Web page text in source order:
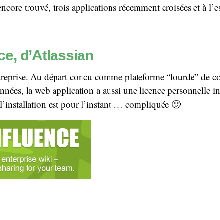
trouvé, trois applications récemment croisées et à
d’Atlassian
Au départ concu comme plateforme “lourde” de
la web application a aussi une licence personnelle
est pour l’instant … compliquée 🙂